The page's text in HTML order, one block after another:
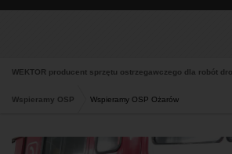
WEKTOR producent sprzętu ostrzegawczego dla robót
Wspieramy OSP Wspieramy OSP Ożarów